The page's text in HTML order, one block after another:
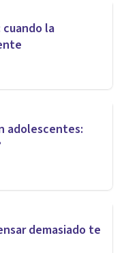
la
adolescentes:
demasiado te